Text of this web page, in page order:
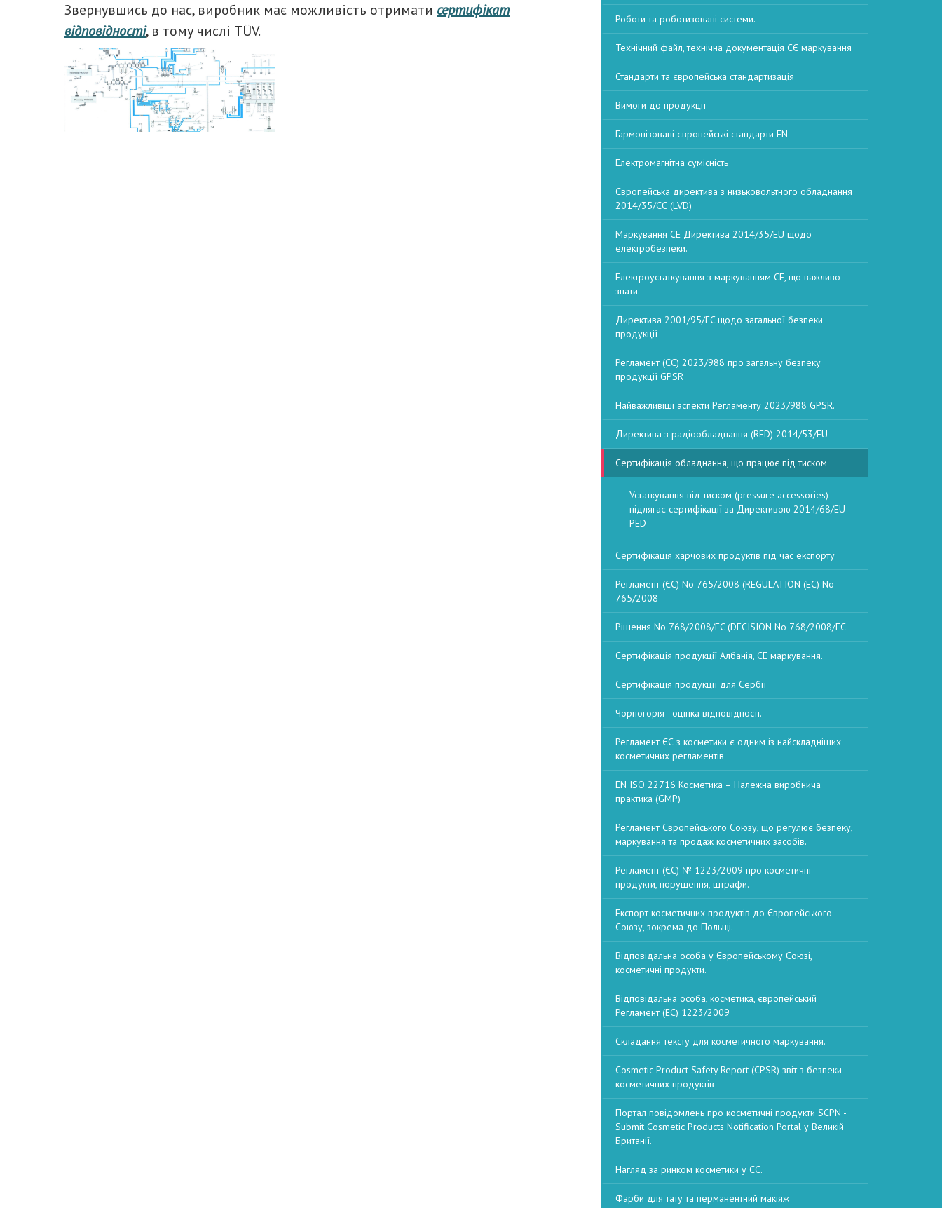
Звернувшись до нас, виробник має можливість отримати сертифікат
відповідності, в тому числі TÜV.
Роботи та роботизовані системи.
Технічний файл, технічна документація СЄ маркування
Стандарти та європейська стандартизація
Вимоги до продукції
Гармонізовані європейські стандарти EN
Електромагнітна сумісність
Європейська директива з низьковольтного обладнання
2014/35/ЄС (LVD)
Маркування CE Директива 2014/35/EU щодо
електробезпеки.
Електроустаткування з маркуванням CE, що важливо
знати.
Директива 2001/95/EC щодо загальної безпеки
продукції
Регламент (ЄС) 2023/988 про загальну безпеку
продукції GPSR
Найважливіші аспекти Регламенту 2023/988 GPSR.
Директива з радіообладнання (RED) 2014/53/EU
Сертифікація обладнання, що працює під тиском
Устаткування під тиском (pressure accessories)
підлягає сертифікації за Директивою 2014/68/EU
PED
Сертифікація харчових продуктів під час експорту
Регламент (ЄС) No 765/2008 (REGULATION (EC) No
765/2008
Рішення No 768/2008/EC (DECISION No 768/2008/EC
Сертифікація продукції Албанія, СЕ маркування.
Сертифікація продукції для Сербії
Чорногорія - оцінка відповідності.
Регламент ЄС з косметики є одним із найскладніших
косметичних регламентів
EN ISO 22716 Косметика – Належна виробнича
практика (GMP)
Регламент Європейського Союзу, що регулює безпеку,
маркування та продаж косметичних засобів.
Регламент (ЄС) № 1223/2009 про косметичні
продукти, порушення, штрафи.
Експорт косметичних продуктів до Європейського
Союзу, зокрема до Польщі.
Відповідальна особа у Європейському Союзі,
косметичні продукти.
Відповідальна особа, косметика, європейський
Регламент (EC) 1223/2009
Складання тексту для косметичного маркування.
Cosmetic Product Safety Report (CPSR) звіт з безпеки
косметичних продуктів
Портал повідомлень про косметичні продукти SCPN -
Submit Cosmetic Products Notification Portal у Великій
Британії.
Нагляд за ринком косметики у ЄС.
Фарби для тату та перманентний макіяж